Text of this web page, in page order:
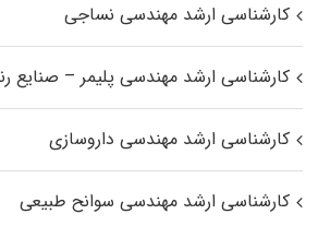
کارشناسی ارشد مهندسی نساجی
کارشناسی ارشد مهندسی پلیمر – صنایع
کارشناسی ارشد مهندسی داروسازی
کارشناسی ارشد مهندسی سوانح طبیعی